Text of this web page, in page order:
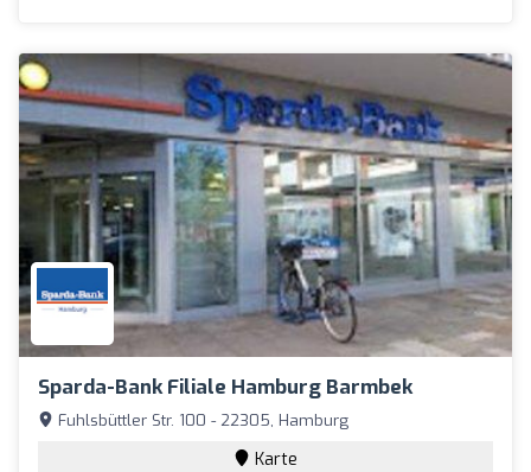
Sparda-Bank Filiale Hamburg Barmbek
Fuhlsbüttler Str. 100 - 22305, Hamburg
Karte